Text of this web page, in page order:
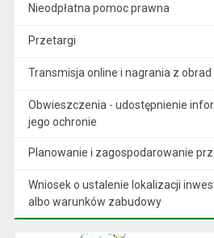
Nieodpłatna pomoc prawna
Przetargi
Transmisja online i nagrania z obrad
Obwieszczenia - udostępnienie
jego ochronie
Planowanie i zagospodarowanie
Wniosek o ustalenie lokalizacji
albo warunków zabudowy